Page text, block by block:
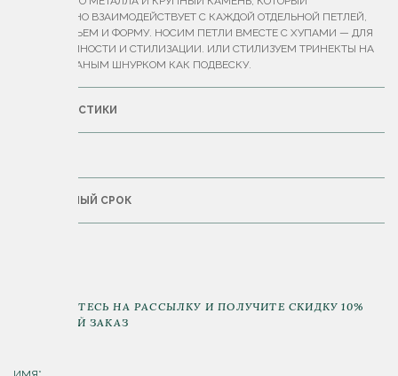
СКУЛЬПТУРНО ВЗАИМОДЕЙСТВУЕТ С КАЖДОЙ ОТДЕЛЬНОЙ ПЕТЛЕЙ,
ОБРАЗУЯ ОБЪЕМ И ФОРМУ. НОСИМ ПЕТЛИ ВМЕСТЕ С ХУПАМИ — ДЛЯ
МНОГОСЛОЙНОСТИ И СТИЛИЗАЦИИ. ИЛИ СТИЛИЗУЕМ ТРИНЕКТЫ НА
ШЕЮ С КОЖАНЫМ ШНУРКОМ КАК ПОДВЕСКУ.
ХАРАКТЕРИСТИКИ
ГАРАНТИЙНЫЙ СРОК
ПОДПИШИТЕСЬ НА РАССЫЛКУ И ПОЛУЧИТЕ СКИДКУ 10%
НА ПЕРВЫЙ ЗАКАЗ